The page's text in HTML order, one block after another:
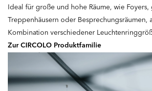
Ideal für große und hohe Räume, wie Foyers,
Treppenhäusern oder Besprechungsräumen,
Kombination verschiedener
Zur CIRCOLO Produktfamilie